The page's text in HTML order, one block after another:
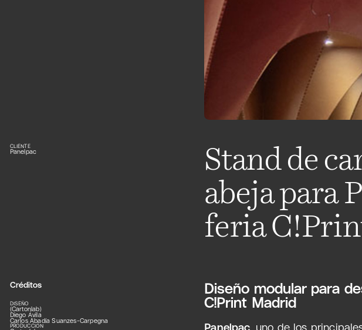
CLIENTE
Panelpac
Stand de
abeja para
feria
Créditos
DISEÑO
(Cartonlab)
Diego Ávila
Carlos Abadía Suanzes-Carpegna
PRODUCCIÓN
Diseño modular para
C!Print Madrid
Panelpac , uno de los